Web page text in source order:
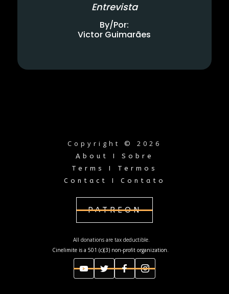
Entrevista
By/Por:
Victor Guimarães
Copyright © 2026
About I Sobre
Terms I Termos
Contact I Contato
PATREON
All donations are tax deductible.
Cinelimite is a 501 (c)(3) non-profit organization.